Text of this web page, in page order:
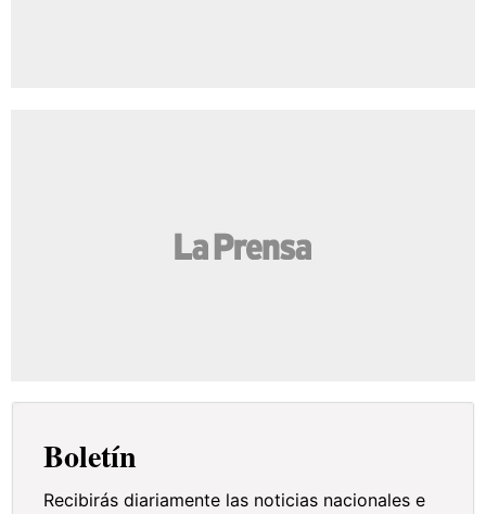
Boletín
Recibirás diariamente las noticias nacionales e